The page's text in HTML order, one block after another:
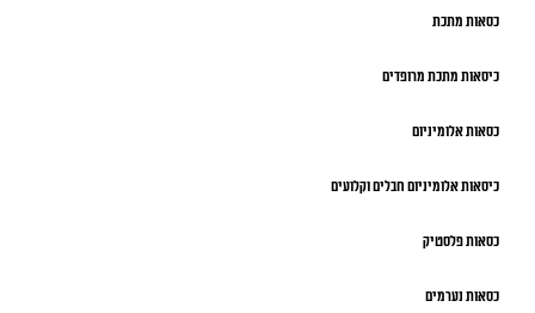
כסאות מתכת
כיסאות מתכת מרופדים
כסאות אלומיניום
כיסאות אלומיניום חבלים וקלועים
כסאות פלסטיק
כסאות נערמים